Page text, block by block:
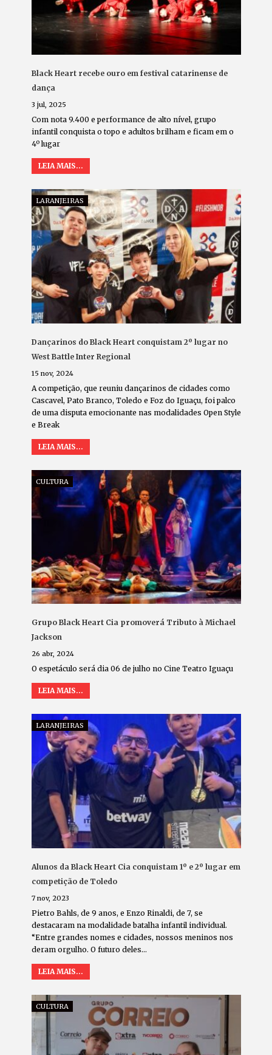
Black Heart recebe ouro em festival catarinense de
dança
3 jul, 2025
Com nota 9.400 e performance de alto nível, grupo
infantil conquista o topo e adultos brilham e ficam em o
4º lugar
LEIA MAIS...
LARANJEIRAS
Dançarinos do Black Heart conquistam 2º lugar no
West Battle Inter Regional
15 nov, 2024
A competição, que reuniu dançarinos de cidades como
Cascavel, Pato Branco, Toledo e Foz do Iguaçu, foi palco
de uma disputa emocionante nas modalidades Open Style
e Break
LEIA MAIS...
CULTURA
Grupo Black Heart Cia promoverá Tributo à Michael
Jackson
26 abr, 2024
O espetáculo será dia 06 de julho no Cine Teatro Iguaçu
LEIA MAIS...
LARANJEIRAS
Alunos da Black Heart Cia conquistam 1º e 2º lugar em
competição de Toledo
7 nov, 2023
Pietro Bahls, de 9 anos, e Enzo Rinaldi, de 7, se
destacaram na modalidade batalha infantil individual.
“Entre grandes nomes e cidades, nossos meninos nos
deram orgulho. O futuro deles…
LEIA MAIS...
CULTURA